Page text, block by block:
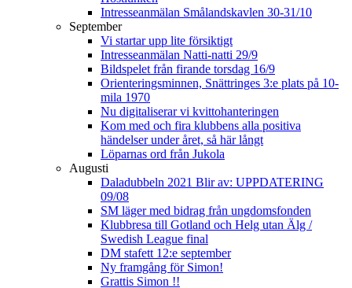
Intresseanmälan Smålandskavlen 30-31/10
September
Vi startar upp lite försiktigt
Intresseanmälan Natti-natti 29/9
Bildspelet från firande torsdag 16/9
Orienteringsminnen, Snättringes 3:e plats på 10-
mila 1970
Nu digitaliserar vi kvittohanteringen
Kom med och fira klubbens alla positiva
händelser under året, så här långt
Löparnas ord från Jukola
Augusti
Daladubbeln 2021 Blir av: UPPDATERING
09/08
SM läger med bidrag från ungdomsfonden
Klubbresa till Gotland och Helg utan Älg /
Swedish League final
DM stafett 12:e september
Ny framgång för Simon!
Grattis Simon !!